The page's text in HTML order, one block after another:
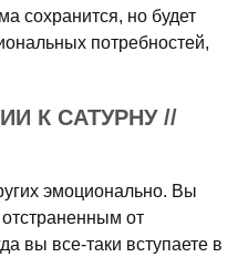
сохранится, но будет
потребностей,
К САТУРНУ //
эмоционально. Вы
от
вы все-таки вступаете в